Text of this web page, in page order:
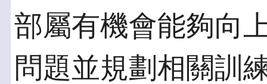
部屬有機會能夠向
問題並規劃相關訓